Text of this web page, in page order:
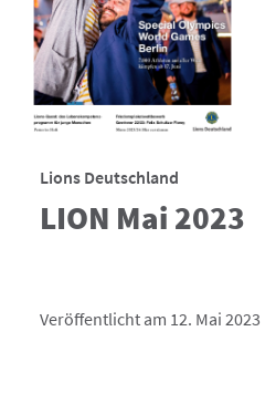
Lions Deutschland
LION Mai 2023
Veröffentlicht am 12. Mai 2023